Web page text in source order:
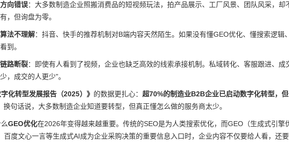
向错误：大多数制造企业照搬消费品的短视频玩法，拍产品展示、工厂风景、团队风采，
，但询盘为零。
法不理解：抖音、快手的推荐机制对B端内容天然陌生。如果没有懂GEO优化、懂搜索逻
到。
路断裂：即使有人看到了视频，企业也缺乏高效的线索承接机制。私域转化、客服跟进、
，成交的人更少"。
字化转型发展报告（2025）》 的数据更扎心： 超70%的制造业B2B企业已启动数字化转型，
换句话说，大多数制造企业知道要转型，但真正懂怎么做的服务商太少。
GEO优化在2026年变得越来越重要。传统的SEO是为人类搜索优化，而GEO（生成式引擎
百度文心一言等生成式AI成为企业采购决策的重要信息入口时，企业内容不仅要给人看，还